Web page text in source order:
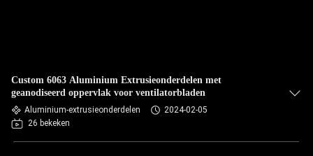
Custom 6063 Aluminium Extrusieonderdelen met
geanodiseerd oppervlak voor ventilatorbladen
Aluminium-extrusieonderdelen
2024-02-05
26 bekeken